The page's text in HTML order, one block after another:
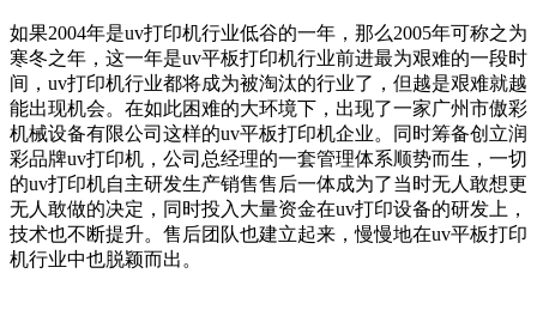
如果2004年是uv打印机行业低谷的一年，那么2005年可称之为
寒冬之年，这一年是uv平板打印机行业前进最为艰难的一段时
间，uv打印机行业都将成为被淘汰的行业了，但越是艰难就越
能出现机会。在如此困难的大环境下，出现了一家广州市傲彩
机械设备有限公司这样的uv平板打印机企业。同时筹备创立润
彩品牌uv打印机，公司总经理的一套管理体系顺势而生，一切
的uv打印机自主研发生产销售售后一体成为了当时无人敢想更
无人敢做的决定，同时投入大量资金在uv打印设备的研发上，
技术也不断提升。售后团队也建立起来，慢慢地在uv平板打印
机行业中也脱颖而出。